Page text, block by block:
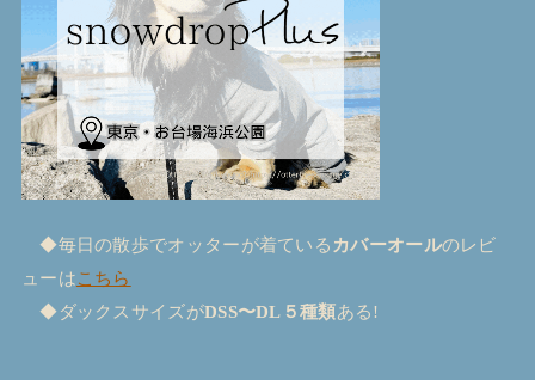
◆毎日の散歩でオッターが着ている カバーオールのレビ
ューはこちら
◆ダックスサイズがDSS〜DL５種類ある!